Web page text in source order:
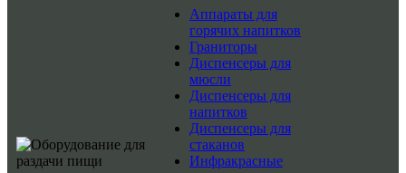
Аппараты для
горячих напитков
Граниторы
Диспенсеры для
мюсли
Диспенсеры для
напитков
Диспенсеры для
стаканов
Инфракрасные